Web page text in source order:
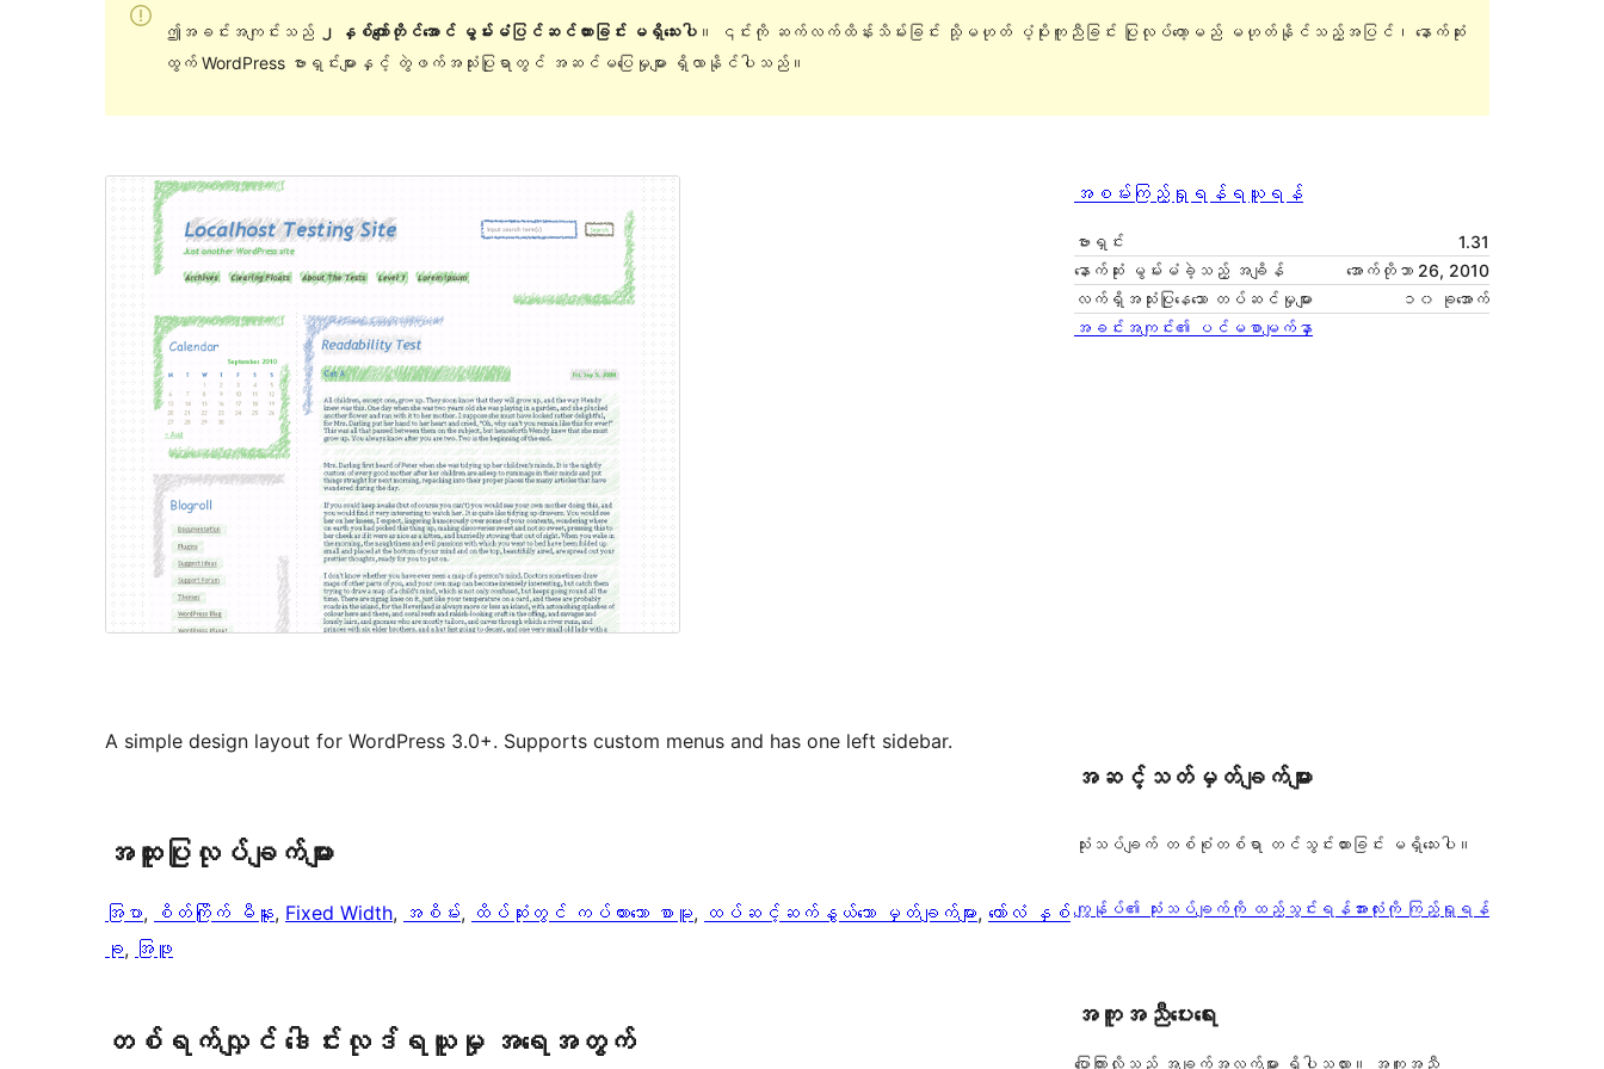
ဤအခင်းအကျင်းသည် ၂ နှစ်ကျော်တိုင်အောင် မွမ်းမံပြင်ဆင်ထားခြင်း မရှိသေးပါ။ ၎င်းကို ဆက်လက်ထိန်းသိမ်းခြင်း သို့မဟုတ် ပံ့ပိုးကူညီခြင်း ပြုလုပ်တော့မည် မဟုတ်နိုင်သည့်အပြင်၊ နောက်ဆုံး
ထွက် WordPress ဗားရှင်းများနှင့် တွဲဖက်အသုံးပြုရာတွင် အဆင်မပြေမှုများ ရှိလာနိုင်ပါသည်။
အစမ်းကြည့်ရှုရန် ရယူရန်
ဗားရှင်း
1.31
နောက်ဆုံး မွမ်းမံခဲ့သည့် အချိန်
အောက်တိုဘာ 26, 2010
လက်ရှိအသုံးပြုနေသော တပ်ဆင်မှုများ
၁၀ ခုအောက်
အခင်းအကျင်း၏ ပင်မစာမျက်နှာ
A simple design layout for WordPress 3.0+. Supports custom menus and has one left sidebar.
အ​ထူး​ပြု​လုပ်​ချက်​များ
အြပာ, စိတ်ကြိုက် မီနူး, Fixed Width, အစိမ်း, ထိပ်ဆုံးတွင် ကပ်ထားသော စာမူ, ထပ်ဆင့်ဆက်နွယ်သော မှတ်ချက်များ, ကော်လံ နှစ်
ခု, အြဖူ
တစ်ရက်လျှင် ဒေါင်းလုဒ်ရယူမှု အရေအတွက်
အဆင့်သတ်မှတ်ချက်များ
သုံးသပ်ချက် တစ်စုံတစ်ရာ တင်သွင်းထားခြင်း မရှိသေးပါ။
ကျွန်ုပ်၏ သုံးသပ်ချက်ကို ထည့်သွင်းရန်သုံးသပ်
အားလုံးကို ကြည့်ရှုရန်
အကူအညီပေးရေး
ပြောကြားလိုသည့် အချက်အလက်များ ရှိပါသလား။ အကူအညီ